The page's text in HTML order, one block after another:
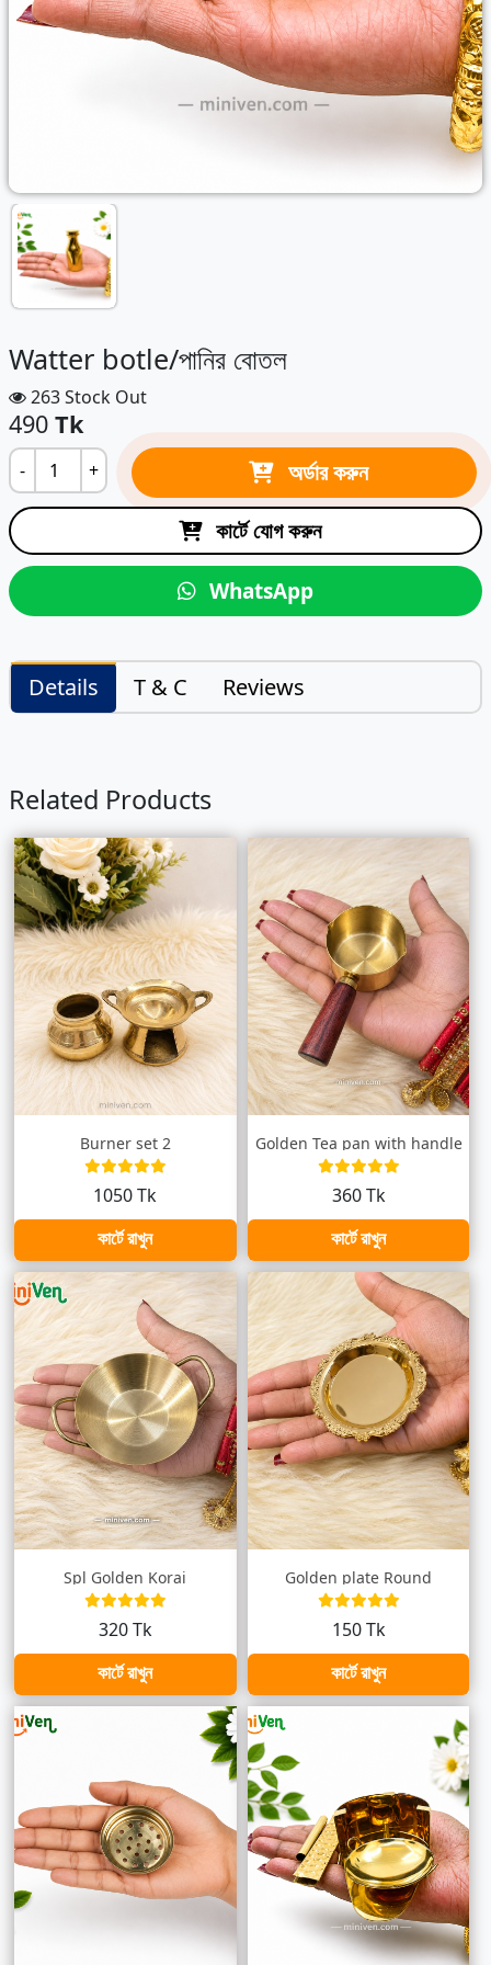
Watter botle/পানির বোতল
263 Stock Out
490 Tk
- + অর্ডার করুন
কার্টে যোগ করুন
WhatsApp
Details T & C Reviews
Related Products
Burner set 2
1050 Tk
কার্টে রাখুন
Golden Tea pan with handle
360 Tk
কার্টে রাখুন
Spl Golden Korai
320 Tk
কার্টে রাখুন
Golden plate Round
150 Tk
কার্টে রাখুন